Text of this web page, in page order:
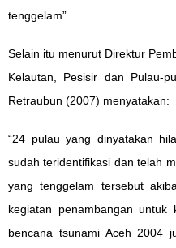
tenggelam”.
Selain itu menurut Direktur
Kelautan, Pesisir dan Pulau-
Retraubun (2007) menyatakan:
“24 pulau yang dinyatakan
sudah teridentifikasi dan telah
yang tenggelam tersebut
kegiatan penambangan untuk
bencana tsunami Aceh 2004